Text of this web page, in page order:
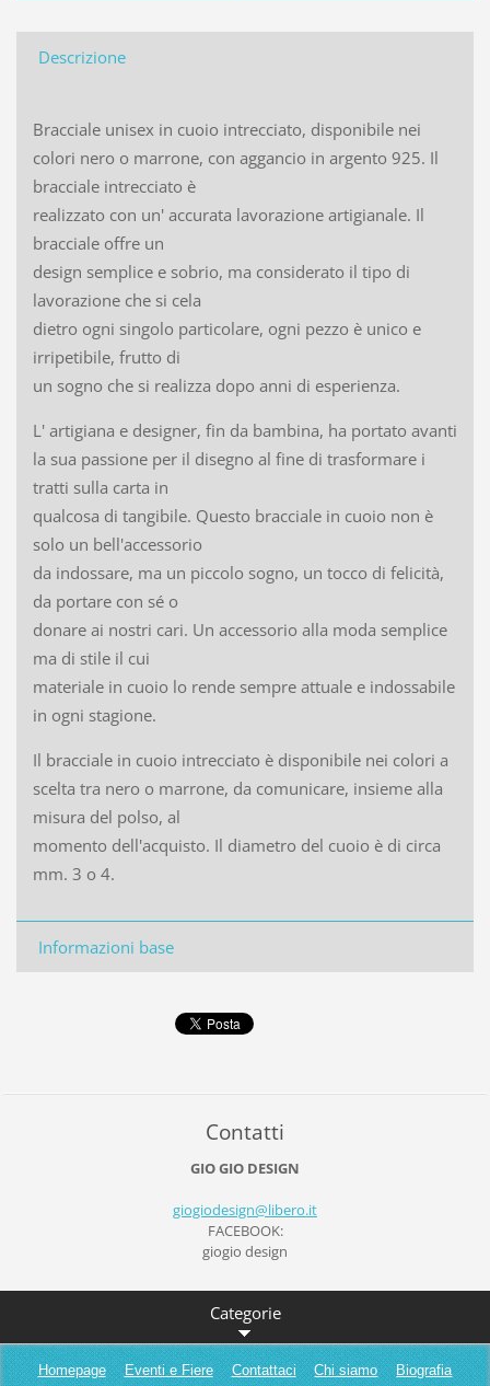
Descrizione
Bracciale unisex in cuoio intrecciato, disponibile nei
colori nero o marrone, con aggancio in argento 925. Il
bracciale intrecciato è
realizzato con un' accurata lavorazione artigianale. Il
bracciale offre un
design semplice e sobrio, ma considerato il tipo di
lavorazione che si cela
dietro ogni singolo particolare, ogni pezzo è unico e
irripetibile, frutto di
un sogno che si realizza dopo anni di esperienza.
L' artigiana e designer, fin da bambina, ha portato avanti
la sua passione per il disegno al fine di trasformare i
tratti sulla carta in
qualcosa di tangibile. Questo bracciale in cuoio non è
solo un bell'accessorio
da indossare, ma un piccolo sogno, un tocco di felicità,
da portare con sé o
donare ai nostri cari. Un accessorio alla moda semplice
ma di stile il cui
materiale in cuoio lo rende sempre attuale e indossabile
in ogni stagione.
Il bracciale in cuoio intrecciato è disponibile nei colori a
scelta tra nero o marrone, da comunicare, insieme alla
misura del polso, al
momento dell'acquisto. Il diametro del cuoio è di circa
mm. 3 o 4.
Informazioni base
Contatti
GIO GIO DESIGN
giogiodesign@libero.it
FACEBOOK:
giogio design
Categorie
Homepage Eventi e Fiere Contattaci Chi siamo Biografia